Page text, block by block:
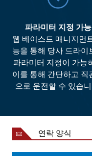
파라미터 지정 가능
웹 베이스드 매니지먼
능을 통해 당사 드라이
파라미터 지정이 가능
이를 통해 간단하고 직
으로 운전할 수 있습
연락 양식